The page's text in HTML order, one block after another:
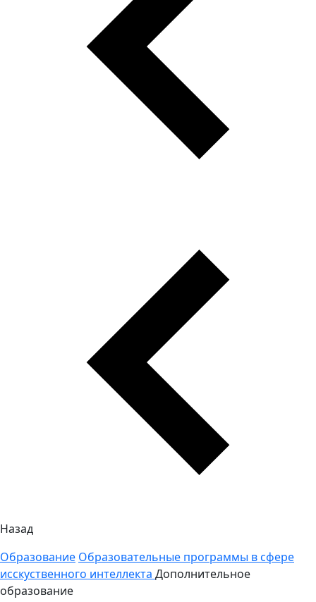
Назад
Образование Образовательные программы в сфере
исскуственного интеллекта Дополнительное
образование